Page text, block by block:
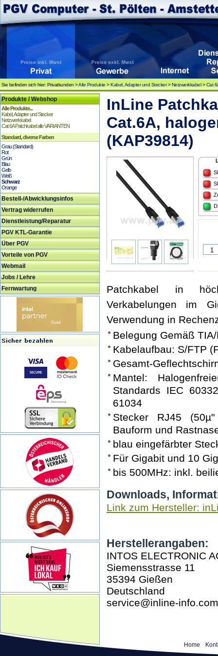
Sie befinden sich hier: Privatkunden >Alle Produkte >Kabel, Adapter und Stecker>Netzwerkkabel>Cat
Produkte / Webshop
Alle Produkte...
Kabel, Adapter und Stecker
Netzwerkkabel
Cat 6A Patchkabel alle VARIANTEN
Standard, diverse Farben
Grau (Standard)
Rot
Grün
Blau
Gelb
Weiß
Schwarz
Orange
Bestell-/Abwicklungsinfos
Vertrag widerrufen
Dienstleistung/Reparatur
PGV KTL-Garantie
Über PGV
Vorteile von PGV
Webmail
Jobs / Lehre
Fernwartung
InLine
Cat.6A,
(KAP39814)
Patchkabel in
Verkabelungen im
Verwendung in
Belegung Gemäß
Kabelaufbau: S/FTP
Gesamt-
Mantel:
Standards IEC
61034
Stecker RJ45
Bauform und
blau eingefärbter
Für Gigabit und 10
bis 500MHz: inkl.
Downloads,
Link zum Hersteller:
Herstellerangaben:
INTOS ELECTRONIC
Siemensstrasse 11
35394 Gießen
Deutschland
service@inline-info.com
Home